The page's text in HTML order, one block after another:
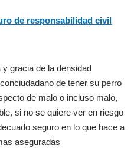
de responsabilidad civil
gracia de la densidad
de tener su perro
de malo o incluso malo,
si no se quiere ver en riesgo
seguro en lo que hace a
aseguradas